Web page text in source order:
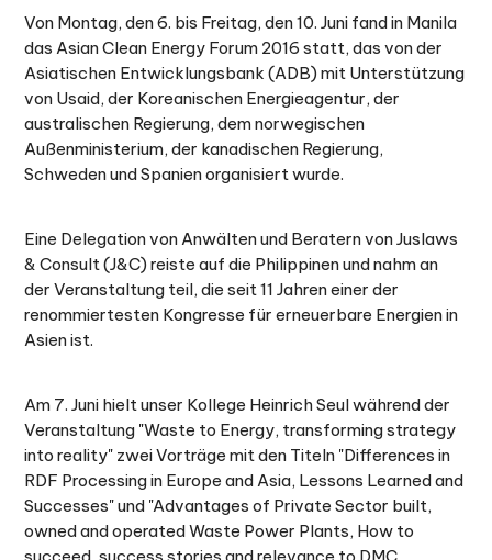
Von Montag, den 6. bis Freitag, den 10. Juni fand in Manila
das Asian Clean Energy Forum 2016 statt, das von der
Asiatischen Entwicklungsbank (ADB) mit Unterstützung
von Usaid, der Koreanischen Energieagentur, der
australischen Regierung, dem norwegischen
Außenministerium, der kanadischen Regierung,
Schweden und Spanien organisiert wurde.
Eine Delegation von Anwälten und Beratern von Juslaws
& Consult (J&C) reiste auf die Philippinen und nahm an
der Veranstaltung teil, die seit 11 Jahren einer der
renommiertesten Kongresse für erneuerbare Energien in
Asien ist.
Am 7. Juni hielt unser Kollege Heinrich Seul während der
Veranstaltung "Waste to Energy, transforming strategy
into reality" zwei Vorträge mit den Titeln "Differences in
RDF Processing in Europe and Asia, Lessons Learned and
Successes" und "Advantages of Private Sector built,
owned and operated Waste Power Plants, How to